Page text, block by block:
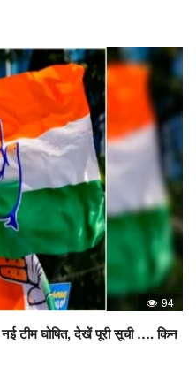
94
टीम घोषित, देखें पूरी सूची …. किन